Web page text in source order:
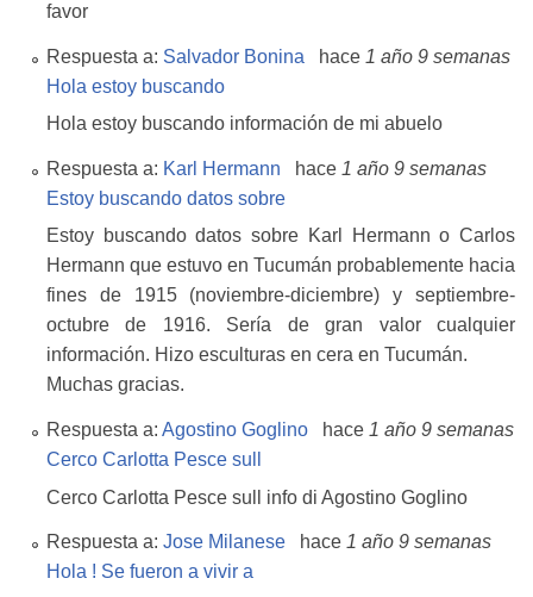
favor
Respuesta a: Salvador Bonina hace 1 año 9 semanas
Hola estoy buscando
Hola estoy buscando información de mi abuelo
Respuesta a: Karl Hermann hace 1 año 9 semanas
Estoy buscando datos sobre
Estoy buscando datos sobre Karl Hermann o Carlos
Hermann que estuvo en Tucumán probablemente hacia
fines de 1915 (noviembre-diciembre) y septiembre-
octubre de 1916. Sería de gran valor cualquier
información. Hizo esculturas en cera en Tucumán.
Muchas gracias.
Respuesta a: Agostino Goglino hace 1 año 9 semanas
Cerco Carlotta Pesce sull
Cerco Carlotta Pesce sull info di Agostino Goglino
Respuesta a: Jose Milanese hace 1 año 9 semanas
Hola ! Se fueron a vivir a